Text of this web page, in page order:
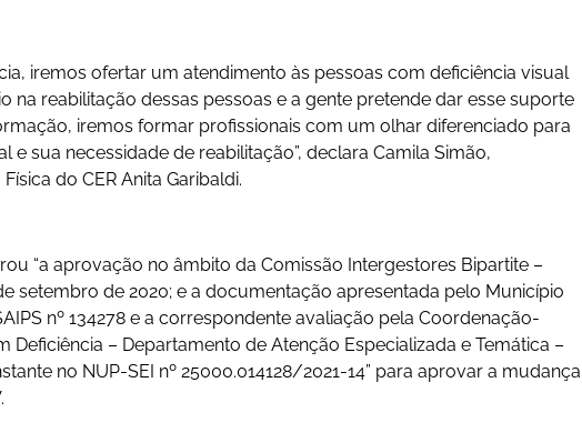
iremos ofertar um atendimento às pessoas com deficiência visual
na reabilitação dessas pessoas e a gente pretende dar esse suporte
iremos formar profissionais com um olhar diferenciado para
e sua necessidade de reabilitação”, declara Camila Simão,
do CER Anita Garibaldi.
“a aprovação no âmbito da Comissão Intergestores Bipartite –
setembro de 2020; e a documentação apresentada pelo Município
nº 134278 e a correspondente avaliação pela Coordenação-
Deficiência – Departamento de Atenção Especializada e Temática –
no NUP-SEI nº 25000.014128/2021-14” para aprovar a mudança